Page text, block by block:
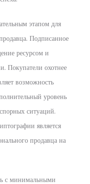
этапом для
Подписанное
ресурсом и
Покупатели охотнее
возможность
уровень
ситуаций.
является
продавца на
с минимальными